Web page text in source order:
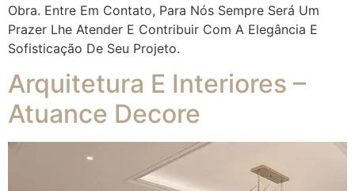
Obra. Entre Em Contato, Para Nós Sempre Será Um
Prazer Lhe Atender E Contribuir Com A Elegância E
Sofisticação De Seu Projeto.
Arquitetura E Interiores –
Atuance Decore